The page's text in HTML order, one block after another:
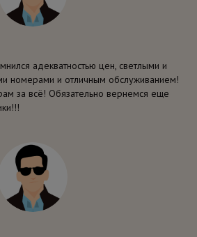
адекватностью цен, светлыми и
номерами и отличным обслуживанием!
за всё! Обязательно вернемся еще